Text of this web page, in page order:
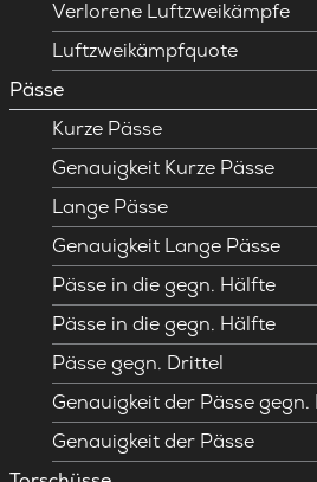
Verlorene Luftzweikämpfe
Luftzweikämpfquote
Pässe
Kurze Pässe
Genauigkeit Kurze Pässe
Lange Pässe
Genauigkeit Lange Pässe
Pässe in die gegn. Hälfte
Pässe in die gegn. Hälfte
Pässe gegn. Drittel
Genauigkeit der Pässe
Genauigkeit der Pässe